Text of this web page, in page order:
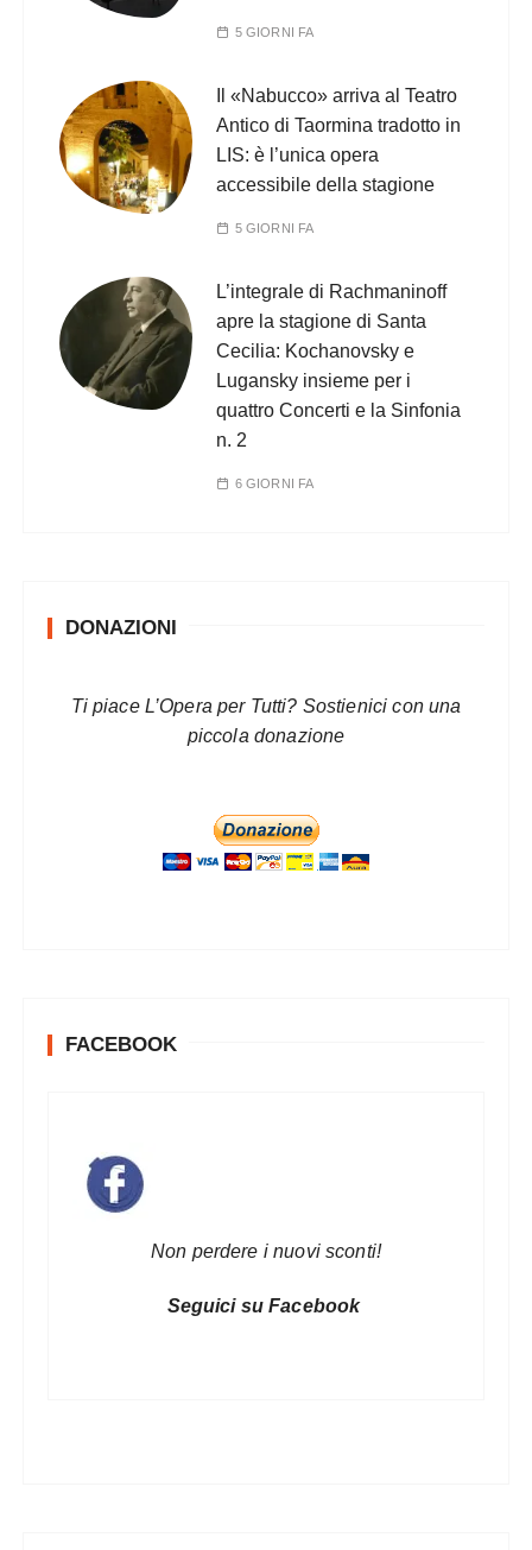
5 GIORNI FA
Il «Nabucco» arriva al Teatro
Antico di Taormina tradotto in
LIS: è l’unica opera
accessibile della stagione
5 GIORNI FA
L’integrale di Rachmaninoff
apre la stagione di Santa
Cecilia: Kochanovsky e
Lugansky insieme per i
quattro Concerti e la Sinfonia
n. 2
6 GIORNI FA
DONAZIONI
Ti piace L’Opera per Tutti? Sostienici con una
piccola donazione
FACEBOOK
Non perdere i nuovi sconti!
Seguici su Facebook